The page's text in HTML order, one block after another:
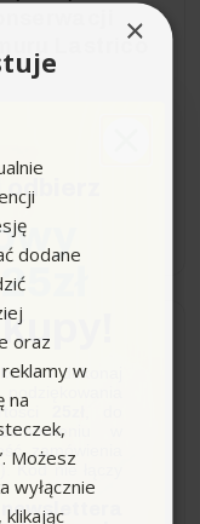
Lastrico
(1L)
Karcher
×
dodane
oraz
w
na
Możesz
wyłącznie
klikając
i dokonaj
w
zamówienia
Kod nie łączy